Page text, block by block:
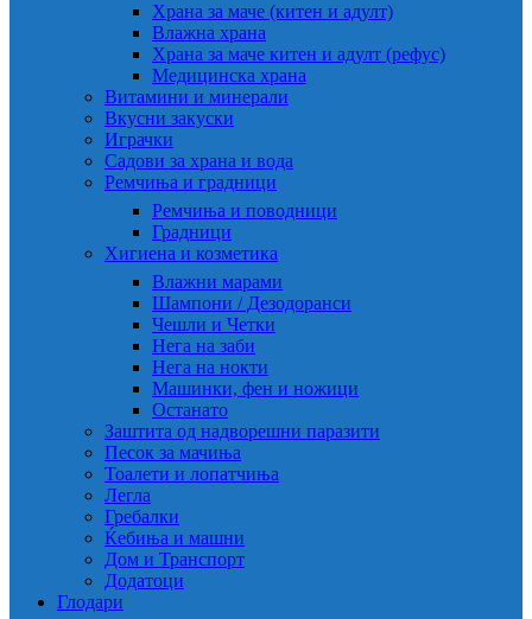
Храна за маче (китен и адулт)
Влажна храна
Храна за маче китен и адулт (рефус)
Медицинска храна
Витамини и минерали
Вкусни закуски
Играчки
Садови за храна и вода
Ремчиња и градници
Ремчиња и поводници
Градници
Хигиена и козметика
Влажни марами
Шампони / Дезодоранси
Чешли и Четки
Нега на заби
Нега на нокти
Машинки, фен и ножици
Останато
Заштита од надворешни паразити
Песок за мачиња
Тоалети и лопатчиња
Легла
Гребалки
Ќебиња и машни
Дом и Транспорт
Додатоци
Глодари